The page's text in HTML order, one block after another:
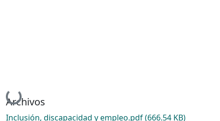
Cargando...
Archivos
Inclusión, discapacidad y empleo.pdf(666.54 KB)